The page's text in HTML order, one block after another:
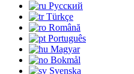
Русский
Türkçe
Română
Português
Magyar
Bokmål
Svenska